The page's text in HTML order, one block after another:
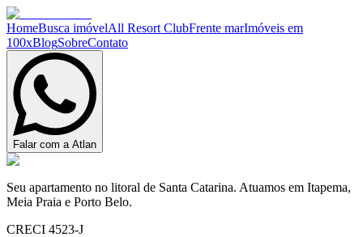
HomeBusca imóvelAll Resort ClubFrente marImóveis em
100xBlogSobreContato
Falar com a Atlan
Seu apartamento no litoral de Santa Catarina. Atuamos em Itapema,
Meia Praia e Porto Belo.
CRECI 4523-J